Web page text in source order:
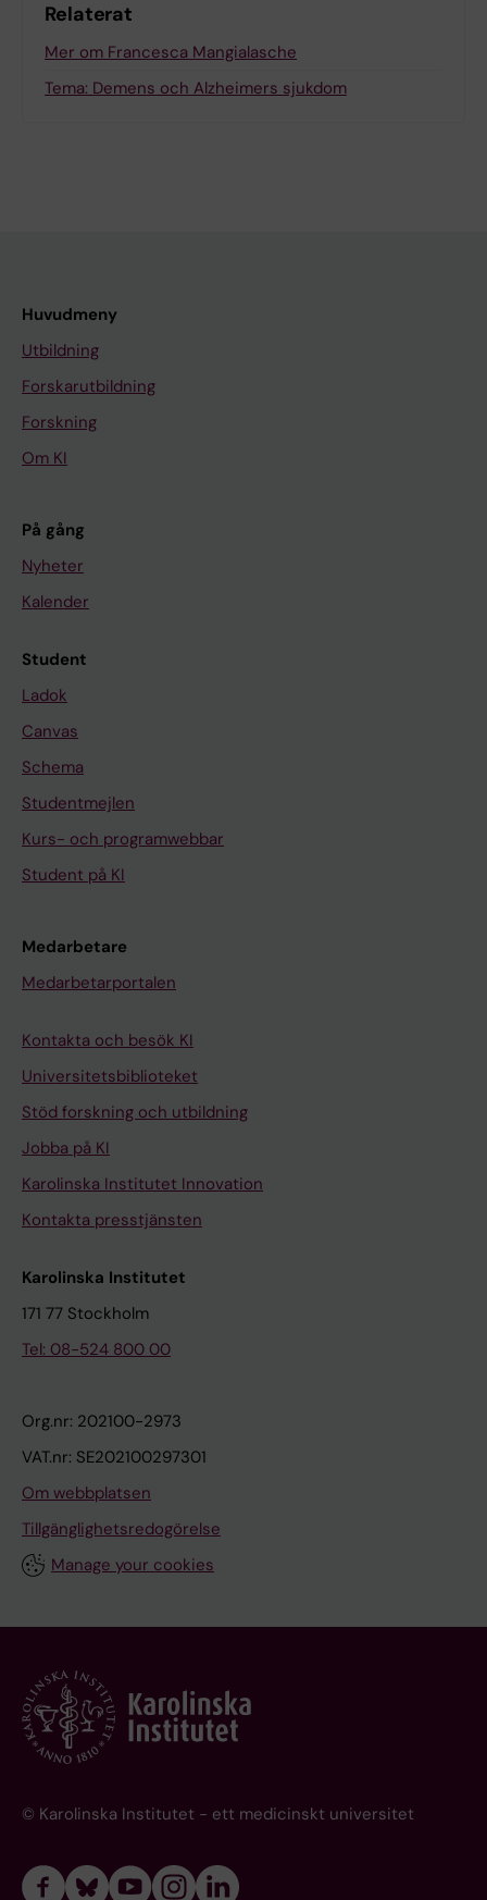
Relaterat
Mer om Francesca Mangialasche
Tema: Demens och Alzheimers sjukdom
Huvudmeny
Utbildning
Forskarutbildning
Forskning
Om KI
På gång
Nyheter
Kalender
Student
Ladok
Canvas
Schema
Studentmejlen
Kurs- och programwebbar
Student på KI
Medarbetare
Medarbetarportalen
Kontakta och besök KI
Universitetsbiblioteket
Stöd forskning och utbildning
Jobba på KI
Karolinska Institutet Innovation
Kontakta presstjänsten
Karolinska Institutet
171 77 Stockholm
Tel: 08-524 800 00
Org.nr: 202100-2973
VAT.nr: SE202100297301
Om webbplatsen
Tillgänglighetsredogörelse
Manage your cookies
© Karolinska Institutet - ett medicinskt universitet